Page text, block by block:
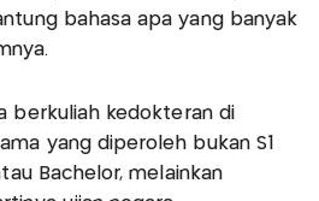
bahasa apa yang banyak
berkuliah kedokteran di
yang diperoleh bukan S1
Bachelor, melainkan